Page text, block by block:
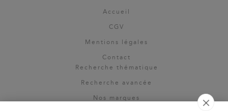
Accueil
CGV
Mentions légales
Contact
Recherche thématique
Recherche avancée
Nos marques